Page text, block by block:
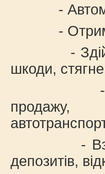
-
-
-
шкоди,
-
продажу,
-
депозитів,